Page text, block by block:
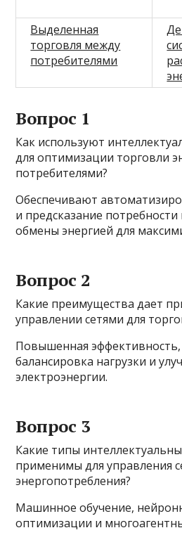
Выделенная
торговля между
потребителями
Вопрос 1
Как используют
для оптимизации торговли
потребителями?
Обеспечивают
и предсказание
обмены энергией для
Вопрос 2
Какие преимущества дает
управлении сетями для
Повышенная
балансировка нагрузки и
электроэнергии.
Вопрос 3
Какие типы
применимы для управления
энергопотребления?
Машинное обучение,
оптимизации и